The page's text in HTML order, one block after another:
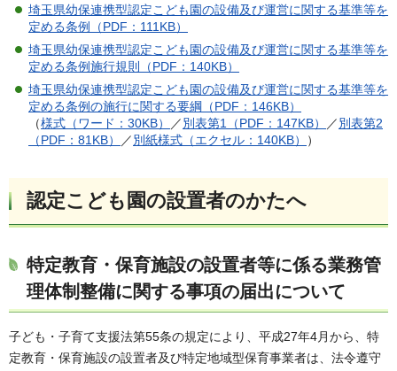
埼玉県幼保連携型認定こども園の設備及び運営に関する基準等を
定める条例（PDF：111KB）
埼玉県幼保連携型認定こども園の設備及び運営に関する基準等を
定める条例施行規則（PDF：140KB）
埼玉県幼保連携型認定こども園の設備及び運営に関する基準等を
定める条例の施行に関する要綱（PDF：146KB）
（様式（ワード：30KB） ／別表第1（PDF：147KB） ／別表第2
（PDF：81KB）
／別紙様式（エクセル：140KB） ）
認定こども園の設置者のかたへ
特定教育・保育施設の設置者等に係る業務管
理体制整備に関する事項の届出について
子ども・子育て支援法第55条の規定により、平成27年4月から、特
定教育・保育施設の設置者及び特定地域型保育事業者は、法令遵守